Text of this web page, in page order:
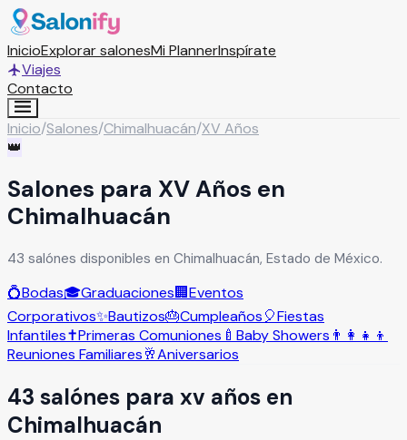
InicioExplorar salonesMi PlannerInspírate
Viajes
Contacto
Inicio/Salones/Chimalhuacán/XV Años
👑
Salones para XV Años en
Chimalhuacán
43 salónes disponibles en Chimalhuacán, Estado de México.
💍Bodas🎓Graduaciones🏢Eventos
Corporativos✨Bautizos🎂Cumpleaños🎈Fiestas
Infantiles✝️Primeras Comuniones 🍼 Baby Showers 👨‍👩‍👧‍👦
Reuniones Familiares🥂Aniversarios
43 salónes para xv años en
Chimalhuacán